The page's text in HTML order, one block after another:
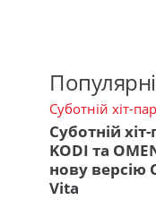
Суботній хіт-
Суботній
KODI та
нову версію
Vita